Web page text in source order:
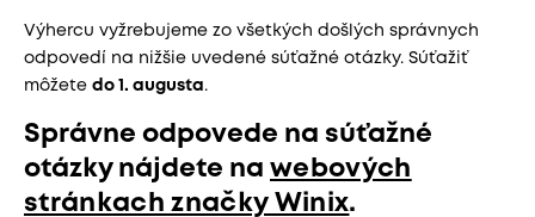
Výhercu vyžrebujeme zo všetkých došlých správnych
odpovedí na nižšie uvedené súťažné otázky. Súťažiť
môžete do 1. augusta.
Správne odpovede na súťažné
otázky nájdete na webových
stránkach značky Winix.